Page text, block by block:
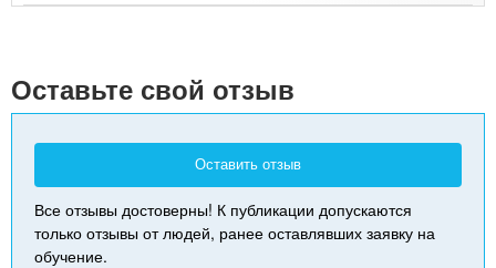
Оставьте свой отзыв
Оставить отзыв
Все отзывы достоверны! К публикации допускаются
только отзывы от людей, ранее оставлявших заявку на
обучение.